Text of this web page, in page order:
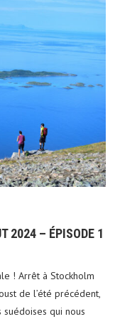
2024 – ÉPISODE 1
! Arrêt à Stockholm
de l’été précédent,
qui nous